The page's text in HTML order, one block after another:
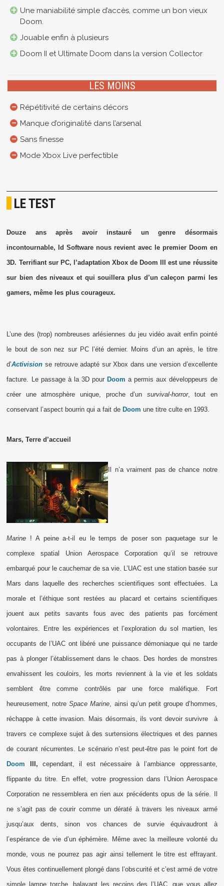
Une maniabilité simple d’accès, comme un bon vieux
Doom.
Jouable enfin à plusieurs
Doom II et Ultimate Doom dans la version Collector
LES MOINS
Répétitivité de certains décors
Manque d’originalité dans l’arsenal
Sans finesse
Mode Xbox Live perfectible
LE TEST
Douze ans après avoir instauré un genre désormais
incontournable, Id Software nous revient avec le premier Doom en
3D. Terrifiant sur PC, l’adaptation Xbox de Doom III est une réussite
sur bien des niveaux et qui souillera plus d’un caleçon parmi les
gamers, même les plus courageux.
L’une des (trop) nombreuses arlésiennes du jeu vidéo avait enfin pointé
le bout de son nez sur PC l’été dernier. Moins d’un an après, le titre
d’Activision se retrouve adapté sur Xbox dans une version d’excellente
facture. Le passage à la 3D pour Doom a permis aux développeurs de
créer une atmosphère unique, proche d’un survival-horror, tout en
conservant l’aspect bourrin qui a fait de Doom une titre culte en 1993.
Mars, Terre d’accueil
Il n’a vraiment pas de chance notre
Marine ! A peine a-t-il eu le temps de poser son paquetage sur le
complexe spatial Union Aerospace Corporation qu’il se retrouve
embarqué pour le cauchemar de sa vie. L’UAC est une station basée sur
Mars dans laquelle des recherches scientifiques sont effectuées. La
morale et l’éthique sont restées au placard et certains scientifiques
jouent aux petits savants fous avec des patients pas forcément
volontaires. Entre les expériences et l’exploration du sol martien, les
occupants de l’UAC ont libéré une puissance démoniaque qui ne tarde
pas à plonger l’établissement dans le chaos. Des hordes de monstres
envahissent les couloirs, les morts reviennent à la vie et les soldats
semblent être comme contrôlés par une force maléfique. Fort
heureusement, notreSpace Marine , ainsi qu’un petit groupe d’hommes,
réchappe à cette invasion. Mais désormais, ils vont devoir survivre
à
travers ce complexe sujet à des surtensions électriques et des pannes
de courant récurrentes. Le scénario n’est peut-être pas le point fort de
Doom
III, cependant, il est nécessaire à l’ambiance oppressante,
flippante du titre. En effet, votre progression dans l’Union Aerospace
Corporation ne ressemblera en rien aux précédents opus de la série. Il
ne s’agit pas de courir comme un dératé à travers les niveaux armé
jusqu’aux dents, sinon vos chances de survie équivaudront à
l’espérance de vie d’un éphémère. Même avec la meilleure volonté du
monde, vous ne pourrez pas agir ainsi tellement le titre est effrayant.
Vous êtes continuellement plongé dans l’obscurité et c’est armé de votre
simple lampe torche, balayant les recoins des l’UAC, que vous allez